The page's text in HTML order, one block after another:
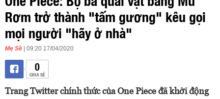
Rơm trở thành "tấm gương" kêu gọi
mọi người "hãy ở nhà"
Mẹ Sề | 09:20 17/04/2020
0
CHIA SẺ
Trang Twitter chính thức của One Piece đã khởi động